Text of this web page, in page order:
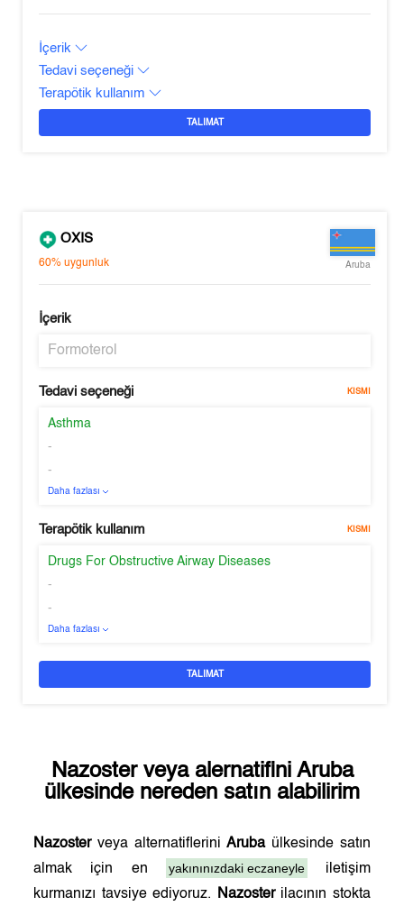
İçerik
Tedavi seçeneği
Terapötik kullanım
TALIMAT
OXIS
60%uygunluk Aruba
İçerik
Formoterol
Tedavi seçeneği KISMI
Asthma
-
-
Daha fazlası
Terapötik kullanım KISMI
Drugs For Obstructive Airway Diseases
-
-
Daha fazlası
TALIMAT
Nazosterveya alernatifini Aruba
ülkesinde nereden satın alabilirim
Nazosterveya alternatifleriniArubaülkesinde satın
almak için en
yakınınızdaki eczaneyle
iletişim
kurmanızı tavsiye ediyoruz.
Nazosterilacının stokta